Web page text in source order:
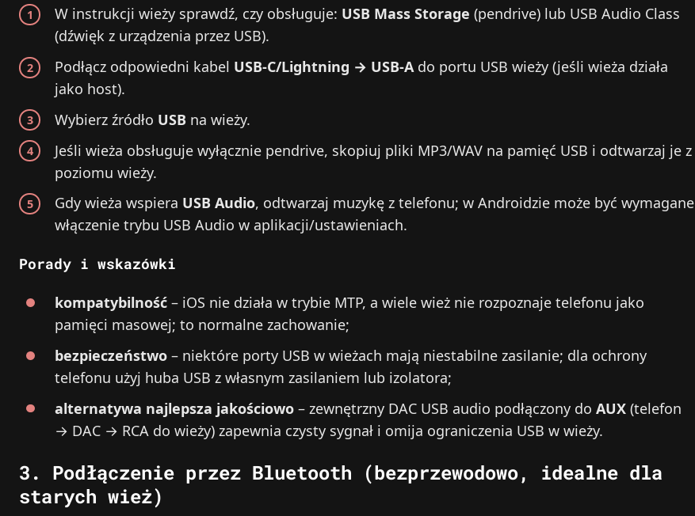
W instrukcji wieży sprawdź, czy obsługuje: USB Mass Storage (pendrive) lub USB Audio Class
(dźwięk z urządzenia przez USB).
Podłącz odpowiedni kabel USB‑C/Lightning → USB‑Ado portu USB wieży (jeśli wieża działa
jako host).
Wybierz źródło USB na wieży.
Jeśli wieża obsługuje wyłącznie pendrive, skopiuj pliki MP3/WAV na pamięć USB i odtwarzaj je z
poziomu wieży.
Gdy wieża wspiera USB Audio, odtwarzaj muzykę z telefonu; w Androidzie może być wymagane
włączenie trybu USB Audio w aplikacji/ustawieniach.
Porady i wskazówki
kompatybilność – iOS nie działa w trybie MTP, a wiele wież nie rozpoznaje telefonu jako
pamięci masowej; to normalne zachowanie;
bezpieczeństwo – niektóre porty USB w wieżach mają niestabilne zasilanie; dla ochrony
telefonu użyj huba USB z własnym zasilaniem lub izolatora;
alternatywa najlepsza jakościowo – zewnętrzny DAC USB audio podłączony do AUX (telefon
→ DAC → RCA do wieży) zapewnia czysty sygnał i omija ograniczenia USB w wieży.
3. Podłączenie przez Bluetooth (bezprzewodowo, idealne dla
starych wież)